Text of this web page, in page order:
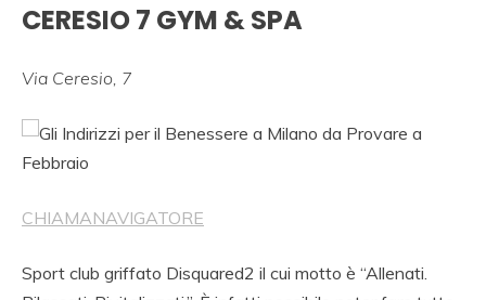
CERESIO 7 GYM & SPA
Via Ceresio, 7
CHIAMANAVIGATORE
Sport club griffato Disquared2 il cui motto è “Allenati.